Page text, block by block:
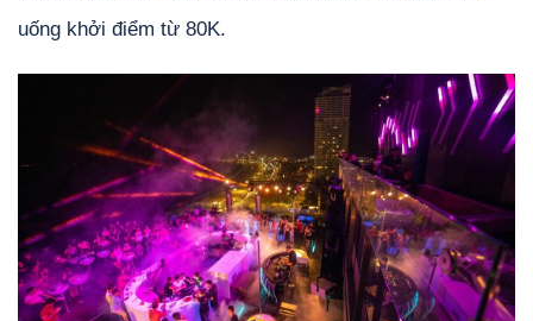
uống khởi điểm từ 80K.